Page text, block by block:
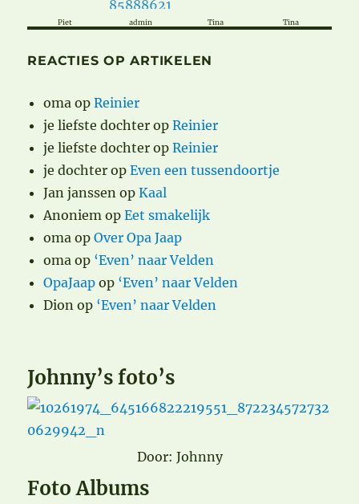
Piet admin Tina Tina
REACTIES OP ARTIKELEN
oma opReinier
je liefste dochter opReinier
je liefste dochter opReinier
je dochter opEven een tussendoortje
Jan janssen opKaal
Anoniem opEet smakelijk
oma opOver Opa Jaap
oma op ‘Even’ naar Velden
OpaJaap op ‘Even’ naar Velden
Dion op ‘Even’ naar Velden
Johnny’s foto’s
Door: Johnny
Foto Albums